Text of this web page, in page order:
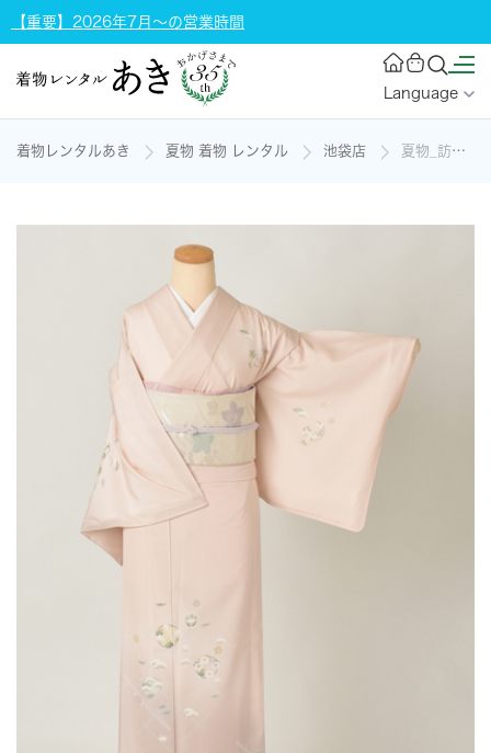
【重要】2026年7月～の営業時間
Language
着物レンタルあき 夏物 着物 レンタル 池袋店 夏物_訪問着(うすい桜色地・笹の葉、松、小花)の着物レンタル